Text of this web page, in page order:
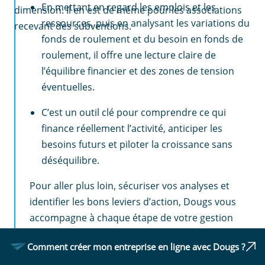
dimension. Il en est de même pour les associations
recevant des subventions.
En mettant en regard les emplois et les
ressources, puis en analysant les variations du
fonds de roulement et du besoin en fonds de
roulement, il offre une lecture claire de
l’équilibre financier et des zones de tension
éventuelles.
C’est un outil clé pour comprendre ce qui
finance réellement l’activité, anticiper les
besoins futurs et piloter la croissance sans
déséquilibre.
Pour aller plus loin, sécuriser vos analyses et
identifier les bons leviers d’action, Dougs vous
accompagne à chaque étape de votre gestion
Comment créer mon entreprise en ligne avec Dougs ?